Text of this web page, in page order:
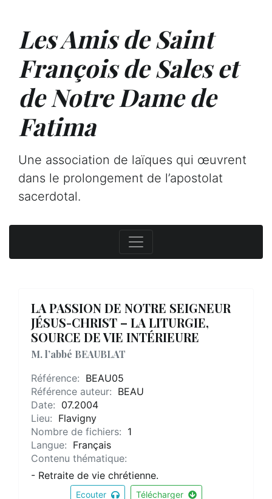
Les Amis de Saint
François de Sales et
de Notre Dame de
Fatima
Une association de laïques qui œuvrent
dans le prolongement de l’apostolat
sacerdotal.
LA PASSION DE NOTRE SEIGNEUR
JÉSUS-CHRIST – LA LITURGIE,
SOURCE DE VIE INTÉRIEURE
M. l’abbé BEAUBLAT
Référence: BEAU05
Référence auteur: BEAU
Date: 07.2004
Lieu: Flavigny
Nombre de fichiers: 1
Langue: Français
Contenu thématique:
- Retraite de vie chrétienne.
Ecouter Télécharger